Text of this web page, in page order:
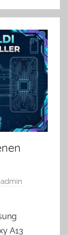
admin
A13